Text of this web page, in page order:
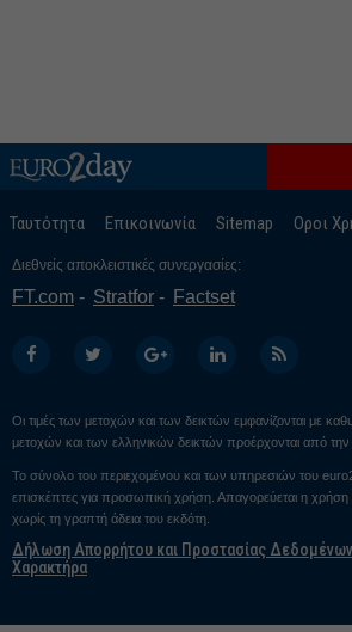
Ταυτότητα Επικοινωνία Sitemap Οροι
Διεθνείς αποκλειστικές συνεργασίες:
FT.com Stratfor Factset
Οι τιμές των μετοχών και των δεικτών εμφανίζονται με
μετοχών και των ελληνικών δεικτών προέρχονται από την
Το σύνολο του περιεχομένου και των υπηρεσιών του
επισκέπτες για προσωπική χρήση. Απαγορεύεται η χρήση
χωρίς τη γραπτή άδεια του εκδότη.
Δήλωση Απορρήτου και Προστασίας
Χαρακτήρα